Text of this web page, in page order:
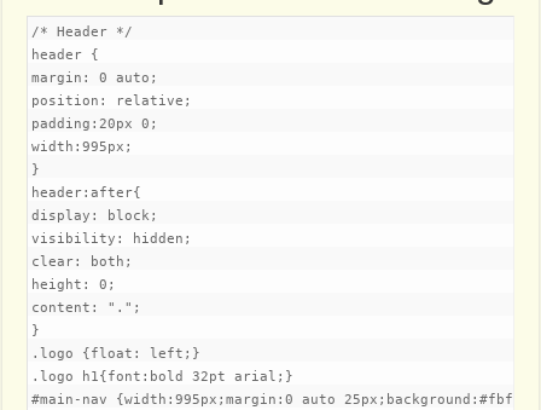
/* Header */
header {
margin: 0 auto;
position: relative;
padding:20px 0;
width:995px;
}
header:after{
display: block;
visibility: hidden;
clear: both;
height: 0;
content: ".";
}
.logo {float: left;}
.logo h1{font:bold 32pt arial;}
#main-nav {width:995px;margin:0 auto